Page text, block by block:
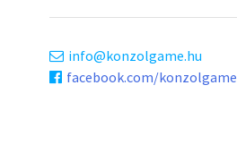
info
konzolgame.hu
facebook.com/konzolgame